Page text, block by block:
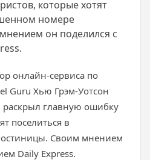
которые хотят
номере
он поделился с
онлайн-сервиса по
Guru Хью Грэм-Уотсон
раскрыл главную ошибку
поселиться в
Своим мнением
Daily Express.